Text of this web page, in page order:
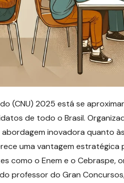
(CNU) 2025 está se
de todo o Brasil.
inovadora quanto
uma vantagem
como o Enem e o Cebraspe,
professor do Gran